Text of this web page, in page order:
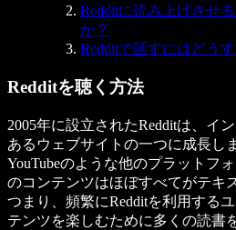
Redditに読み上げさせ
か？
Redditで話すにはどう
Redditを聴く方法
2005年に設立されたRedditは、イ
あるウェブサイトの一つに成長し
YouTubeのような他のプラットフ
のコンテンツはほぼすべてがテキ
つまり、頻繁にRedditを利用する
テンツを楽しむために多くの読書